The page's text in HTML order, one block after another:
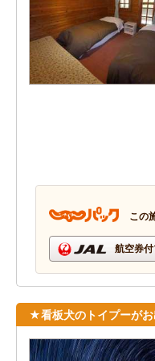
この
航空券
★看板犬のトイプーが